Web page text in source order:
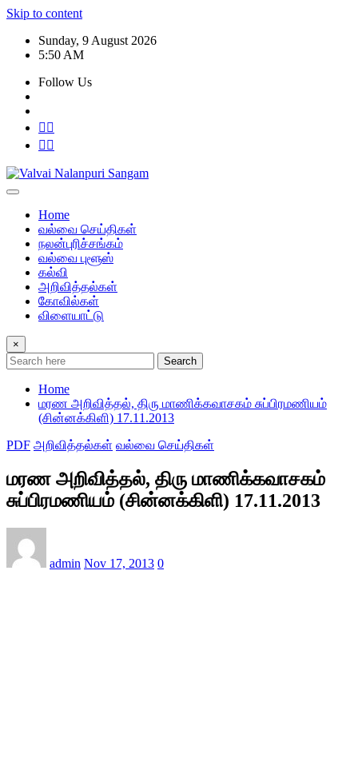
Skip to content
Sunday, 9 August 2026
5:50 AM
Follow Us
Home
வல்வை செய்திகள்
நலன்புரிச்சங்கம்
வல்வை புளூஸ்
கல்வி
அறிவித்தல்கள்
கோவில்கள்
விளையாட்டு
×
Search
Home
மரண அறிவித்தல், திரு மாணிக்கவாசகம் சுப்பிரமணியம்
(சின்னக்கிளி) 17.11.2013
PDF அறிவித்தல்கள் வல்வை செய்திகள்
மரண அறிவித்தல், திரு மாணிக்கவாசகம்
சுப்பிரமணியம் (சின்னக்கிளி) 17.11.2013
admin Nov 17, 2013 0